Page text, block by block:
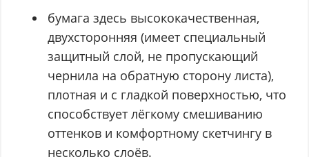
бумага здесь высококачественная,
двухсторонняя (имеет специальный
защитный слой, не пропускающий
чернила на обратную сторону листа),
плотная и с гладкой поверхностью, что
способствует лёгкому смешиванию
оттенков и комфортному скетчингу в
несколько слоёв.